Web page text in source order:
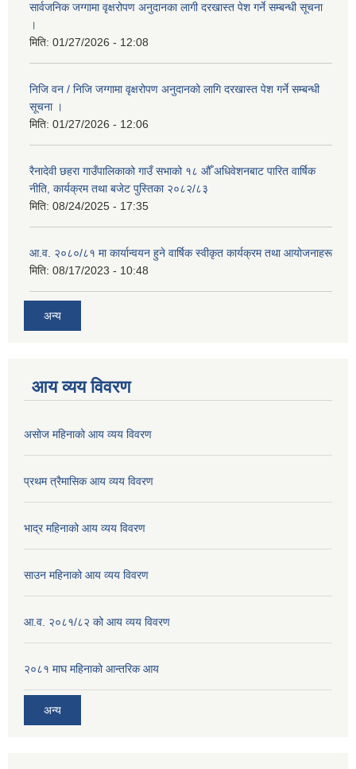
सार्वजनिक जग्गामा वृक्षरोपण अनुदानका लागी दरखास्त पेश गर्ने सम्बन्धी सूचना
।
मिति: 01/27/2026 - 12:08
निजि वन / निजि जग्गामा वृक्षरोपण अनुदानको लागि दरखास्त पेश गर्ने सम्बन्धी
सूचना ।
मिति: 01/27/2026 - 12:06
रैनादेवी छहरा गाउँपालिकाको गाउँ सभाको १८ औँ अधिवेशनबाट पारित वार्षिक
नीति, कार्यक्रम तथा बजेट पुस्तिका २०८२/८३
मिति: 08/24/2025 - 17:35
आ.व. २०८०/८१ मा कार्यान्वयन हुने वार्षिक स्वीकृत कार्यक्रम तथा आयोजनाहरू
मिति: 08/17/2023 - 10:48
अन्य
आय व्यय विवरण
असोज महिनाको आय व्यय विवरण
प्रथम त्रैमासिक आय व्यय विवरण
भाद्र महिनाको आय व्यय विवरण
साउन महिनाको आय व्यय विवरण
आ.व. २०८१/८२ को आय व्यय विवरण
२०८१ माघ महिनाको आन्तरिक आय
अन्य